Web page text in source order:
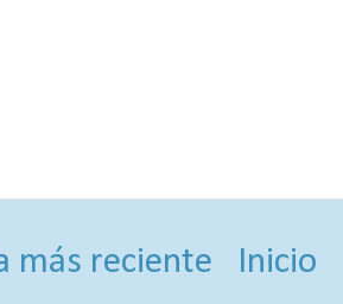
más reciente Inicio